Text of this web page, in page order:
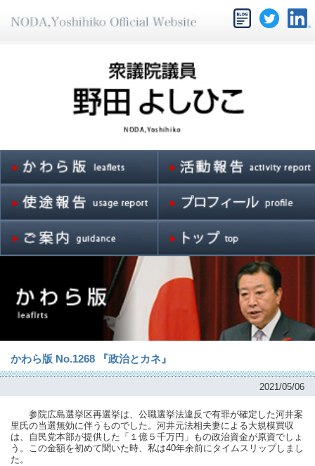
かわら版 No.1268 『政治とカネ』
2021/05/06
参院広島選挙区再選挙は、公職選挙法違反で有罪が確定した河井案
里氏の当選無効に伴うものでした。河井元法相夫妻による大規模買収
は、自民党本部が提供した「１億５千万円」もの政治資金が原資でしょ
う。この金額を初めて聞いた時、私は40年余前にタイムスリップしまし
た。